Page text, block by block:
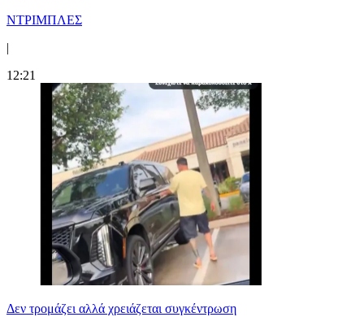
ΝΤΡΙΜΠΛΕΣ
|
12:21
Δεν τρομάζει αλλά χρειάζεται συγκέντρωση